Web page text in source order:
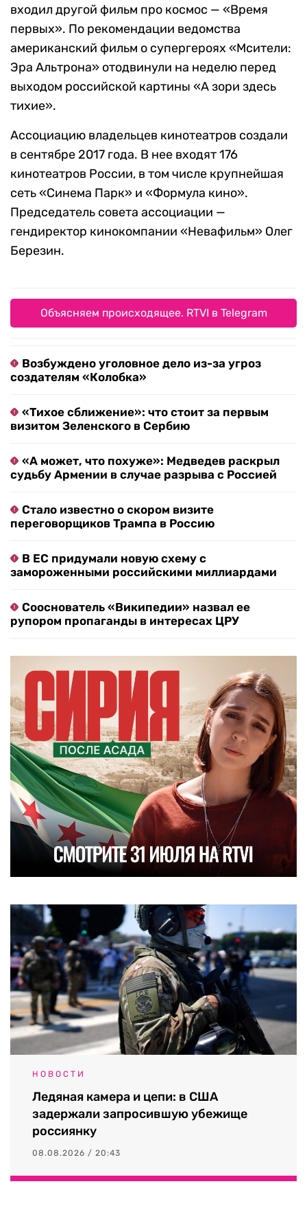
входил другой фильм про космос — «Время
первых». По рекомендации ведомства
американский фильм о супергероях «Мсители:
Эра Альтрона» отодвинули на неделю перед
выходом российской картины «А зори здесь
тихие».
Ассоциацию владельцев кинотеатров создали
в сентябре 2017 года. В нее входят 176
кинотеатров России, в том числе крупнейшая
сеть «Синема Парк» и «Формула кино».
Председатель совета ассоциации —
гендиректор кинокомпании «Невафильм» Олег
Березин.
Объясняем происходящее. RTVI в Telegram
Возбуждено уголовное дело из-за угроз
создателям «Колобка»
«Тихое сближение»: что стоит за первым
визитом Зеленского в Сербию
«А может, что похуже»: Медведев раскрыл
судьбу Армении в случае разрыва с Россией
Стало известно о скором визите
переговорщиков Трампа в Россию
В ЕС придумали новую схему с
замороженными российскими миллиардами
Сооснователь «Википедии» назвал ее
рупором пропаганды в интересах ЦРУ
НОВОСТИ
Ледяная камера и цепи: в США
задержали запросившую убежище
россиянку
08.08.2026 / 20:43